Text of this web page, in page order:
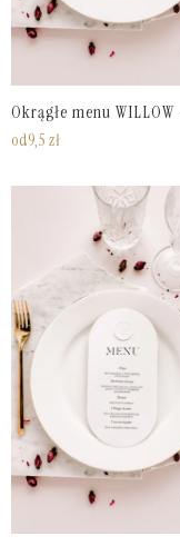
od9,5 zł